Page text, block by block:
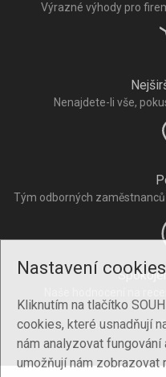
Nastavení cookies
Kliknutím na tlačítko
cookies, které usnadňují
nám analyzovat
umožňují nám zobrazovat
Výrazné výhody pro
Nenajdete-li vše,
Tým odborných
Provozováno na